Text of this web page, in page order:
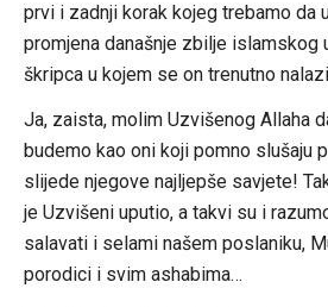
prvi i zadnji korak kojeg trebamo da
promjena današnje zbilje islamskog
škripca u kojem se on trenutno
Ja, zaista, molim Uzvišenog Allaha
budemo kao oni koji pomno slušaju
slijede njegove najljepše savjete!
je Uzvišeni uputio, a takvi su i
salavati i selami našem poslaniku,
porodici i svim ashabima…